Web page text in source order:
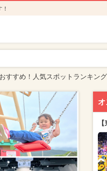
すすめ！人気スポットランキング